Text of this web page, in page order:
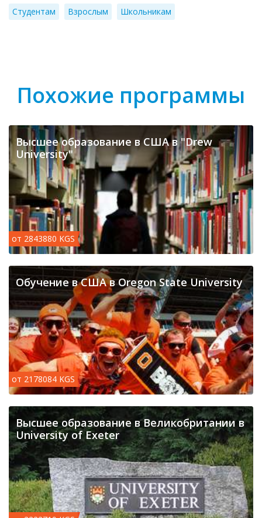
Студентам Взрослым Школьникам
Похожие программы
Высшее образование в США в "Drew
University"
от 2843880 KGS
Обучение в США в Oregon State University
от 2178084 KGS
Высшее образование в Великобритании в
University of Exeter